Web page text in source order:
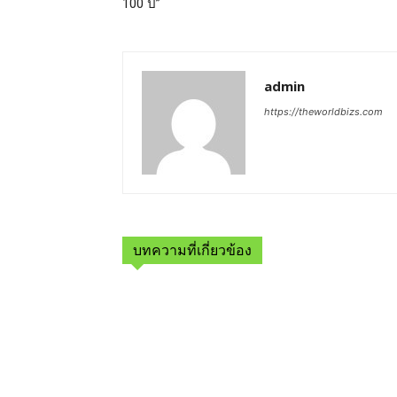
100 ปี”
admin
https://theworldbizs.com
บทความที่เกี่ยวข้อง